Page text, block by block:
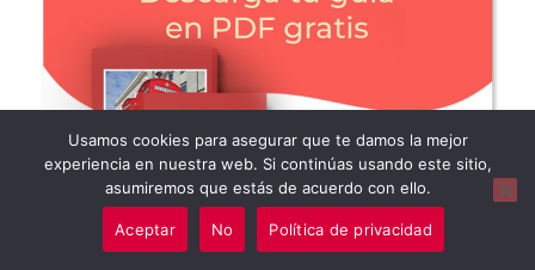
Usamos cookies para asegurar que te damos la mejor
experiencia en nuestra web. Si continúas usando este sitio,
asumiremos que estás de acuerdo con ello.
Aceptar No Política de privacidad